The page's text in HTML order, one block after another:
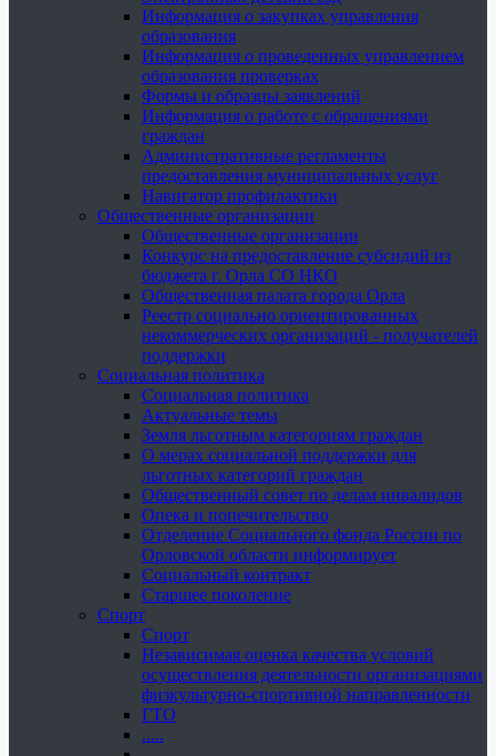
Информация о закупках управления
образования
Информация о проведенных управлением
образования проверках
Формы и образцы заявлений
Информация о работе с обращениями
граждан
Административные регламенты
предоставления муниципальных услуг
Навигатор профилактики
Общественные организации
Общественные организации
Конкурс на предоставление субсидий из
бюджета г. Орла СО НКО
Общественная палата города Орла
Реестр социально ориентированных
некоммерческих организаций - получателей
поддержки
Социальная политика
Социальная политика
Актуальные темы
Земля льготным категориям граждан
О мерах социальной поддержки для
льготных категорий граждан
Общественный совет по делам инвалидов
Опека и попечительство
Отделение Социального фонда России по
Орловской области информирует
Социальный контракт
Старшее поколение
Спорт
Спорт
Независимая оценка качества условий
осуществления деятельности организациями
физкультурно-спортивной направленности
ГТО
.....